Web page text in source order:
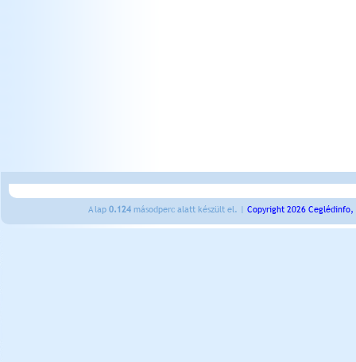
A lap 0.124 másodperc alatt készült el. | Copyright 2026